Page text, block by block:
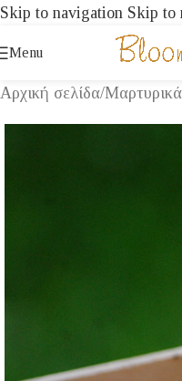
Skip to navigation Skip to
Menu
Αρχική σελίδα/Μαρτυρικά